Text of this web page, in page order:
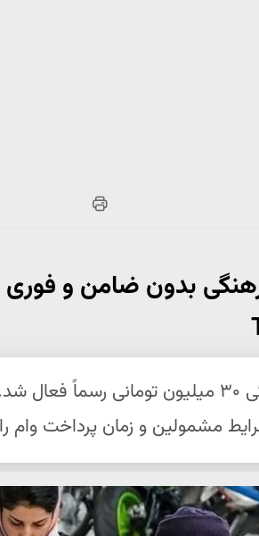
وام بازنشستگان فرهنگی ۳۰ میلیون